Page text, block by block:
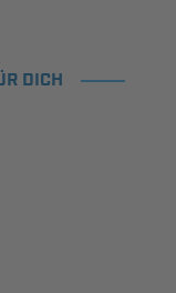
DICH